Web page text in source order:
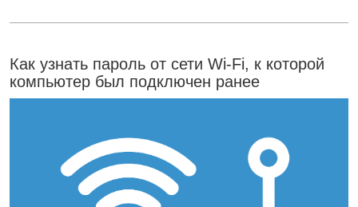
Как узнать пароль от сети Wi-Fi, к которой
компьютер был подключен ранее